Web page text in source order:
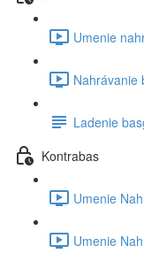
Umenie
Nahrávanie
Ladenie
Kontrabas
Umenie
Umenie